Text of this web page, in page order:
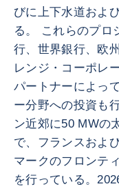
びに上下水道およ
る。 これらのプロ
行、世界銀行、欧
レンジ・コーポレ
パートナーによっ
ー分野への投資も
ン近郊に50 MWの
で、フランスおよ
マークのフロンテ
を行っている。